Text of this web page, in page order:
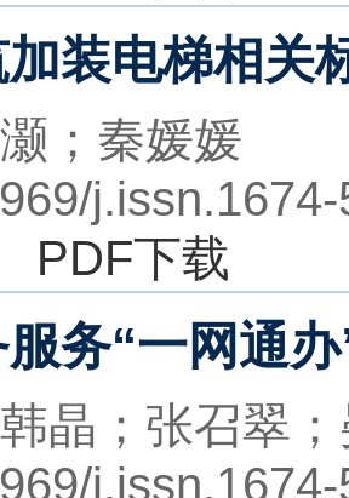
装电梯相关
；秦媛媛
PDF下载
务“一网通
晶；张召翠